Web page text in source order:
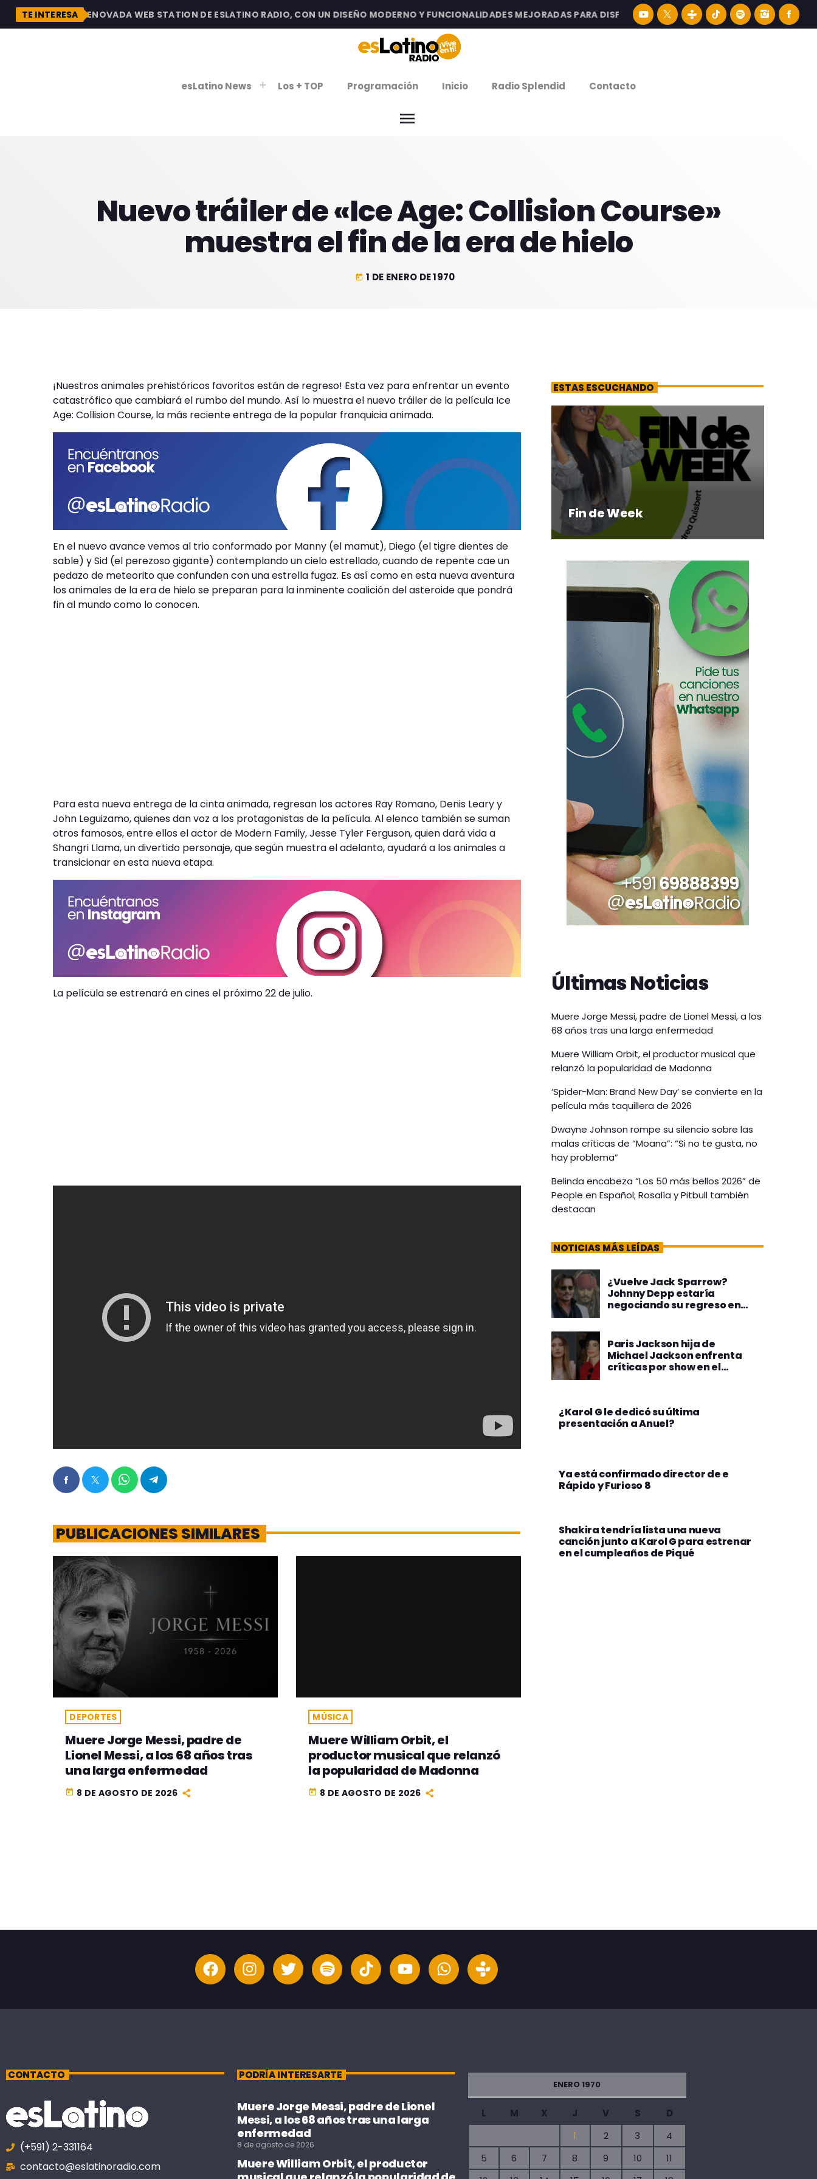
TE INTERESA
DESCUBRE LA RENOVADA WEB STATION DE ESLATINO RADIO, CON UN DISEÑO MODERNO Y FUNCIONALIDADES MEJORADAS PARA DISFRUTAR LA MEJOR MÚSICA LATINA Y
esLatino News Los + TOP Programación Inicio Radio Splendid Contacto
menu
PROGRAMACIÓN
Nuevo tráiler de «Ice Age: Collision Course»
muestra el fin de la era de hielo
today 1 DE ENERO DE 1970
¡Nuestros animales prehistóricos favoritos están de regreso! Esta vez para enfrentar un evento
catastrófico que cambiará el rumbo del mundo. Así lo muestra el nuevo tráiler de la película Ice
Age: Collision Course, la más reciente entrega de la popular franquicia animada.
En el nuevo avance vemos al trio conformado por Manny (el mamut), Diego (el tigre dientes de
sable) y Sid (el perezoso gigante) contemplando un cielo estrellado, cuando de repente cae un
pedazo de meteorito que confunden con una estrella fugaz. Es así como en esta nueva aventura
los animales de la era de hielo se preparan para la inminente coalición del asteroide que pondrá
fin al mundo como lo conocen.
Para esta nueva entrega de la cinta animada, regresan los actores Ray Romano, Denis Leary y
John Leguizamo, quienes dan voz a los protagonistas de la película. Al elenco también se suman
otros famosos, entre ellos el actor de Modern Family, Jesse Tyler Ferguson, quien dará vida a
Shangri Llama, un divertido personaje, que según muestra el adelanto, ayudará a los animales a
transicionar en esta nueva etapa.
La película se estrenará en cines el próximo 22 de julio.
PUBLICACIONES SIMILARES
DEPORTES
Muere Jorge Messi, padre de
Lionel Messi, a los 68 años tras
una larga enfermedad
today 8 DE AGOSTO DE 2026
MÚSICA
Muere William Orbit, el
productor musical que relanzó
la popularidad de Madonna
today 8 DE AGOSTO DE 2026
ESTAS ESCUCHANDO
Fin de Week
Últimas Noticias
Muere Jorge Messi, padre de Lionel Messi, a los
68 años tras una larga enfermedad
Muere William Orbit, el productor musical que
relanzó la popularidad de Madonna
‘Spider-Man: Brand New Day’ se convierte en la
película más taquillera de 2026
Dwayne Johnson rompe su silencio sobre las
malas críticas de “Moana”: “Si no te gusta, no
hay problema”
Belinda encabeza “Los 50 más bellos 2026” de
People en Español; Rosalía y Pitbull también
destacan
NOTICIAS MÁS LEÍDAS
¿Vuelve Jack Sparrow?
Johnny Depp estaría
negociando su regreso en
Paris Jackson hija de
Michael Jackson enfrenta
críticas por show en el
¿Karol G le dedicó su última
presentación a Anuel?
Ya está confirmado director de e
Rápido y Furioso 8
Shakira tendría lista una nueva
canción junto a Karol G para estrenar
en el cumpleaños de Piqué
CONTACTO
(+591) 2-331164
contacto@eslatinoradio.com
PODRÍA INTERESARTE
Muere Jorge Messi, padre de Lionel
Messi, a los 68 años tras una larga
enfermedad
8 de agosto de 2026
Muere William Orbit, el productor
ENERO 1970
L M X J V S
D
1
2 3
4
5
6 7 8 9 10
11